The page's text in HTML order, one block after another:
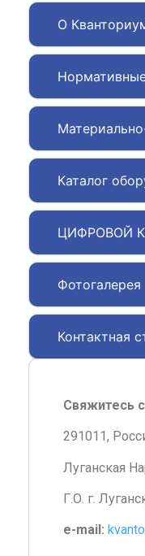
О
Каталог
ЦИФРОВОЙ
Фотогалерея
Контактная
Свяжитесь
291011,
Луганская
Г.О. г.
e-mail: